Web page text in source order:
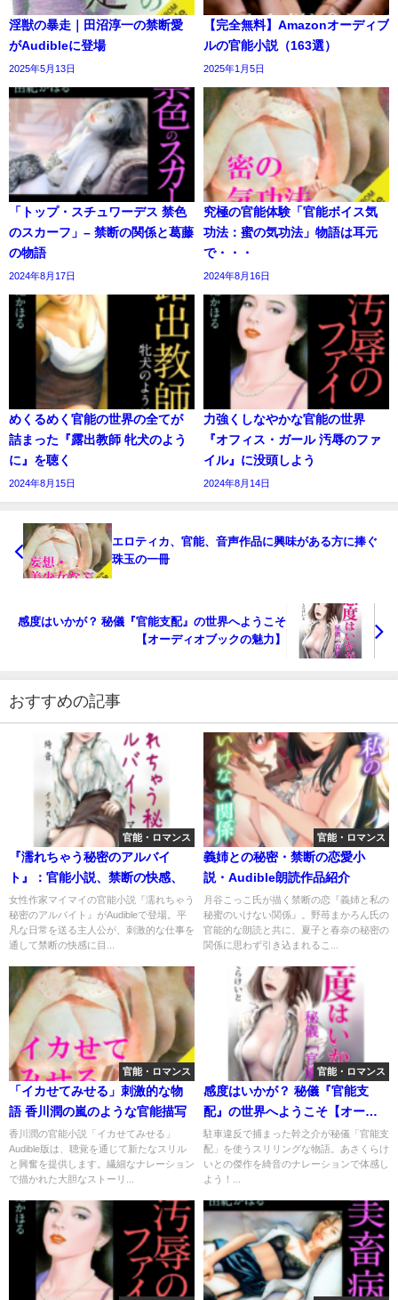
淫獣の暴走｜田沼淳一の禁断愛
がAudibleに登場
2025年5月13日
【完全無料】Amazonオーディブ
ルの官能小説（163選）
2025年1月5日
「トップ・スチュワーデス 禁色
のスカーフ」– 禁断の関係と葛藤
の物語
2024年8月17日
究極の官能体験「官能ボイス気
功法：蜜の気功法」物語は耳元
で・・・
2024年8月16日
めくるめく官能の世界の全てが
詰まった『露出教師 牝犬のよう
に』を聴く
2024年8月15日
力強くしなやかな官能の世界
『オフィス・ガール 汚辱のファ
イル』に没頭しよう
2024年8月14日
エロティカ、官能、音声作品に興味がある方に捧ぐ
珠玉の一冊
感度はいかが？ 秘儀『官能支配』の世界へようこそ
【オーディオブックの魅力】
おすすめの記事
官能・ロマンス
『濡れちゃう秘密のアルバイ
ト』：官能小説、禁断の快感、
女性作家マイマイの官能小説『濡れちゃう
秘密のアルバイト』がAudibleで登場。平
凡な日常を送る主人公が、刺激的な仕事を
通して禁断の快感に目...
官能・ロマンス
義姉との秘密・禁断の恋愛小
説・Audible朗読作品紹介
月谷こっこ氏が描く禁断の恋『義姉と私の
秘蜜のいけない関係』。野苺まかろん氏の
官能的な朗読と共に、夏子と春奈の秘密の
関係に思わず引き込まれるこ...
官能・ロマンス
「イカせてみせる」刺激的な物
語 香川潤の嵐のような官能描写
香川潤の官能小説「イカせてみせる」
Audible版は、聴覚を通じて新たなスリル
と興奮を提供します。繊細なナレーション
で描かれた大胆なストーリ...
官能・ロマンス
感度はいかが？ 秘儀『官能支
配』の世界へようこそ【オーデ
ィオブックの魅力】
駐車違反で捕まった幹之介が秘儀「官能支
配」を使うスリリングな物語。あさくらけ
いとの傑作を綺音のナレーションで体感し
よう！...